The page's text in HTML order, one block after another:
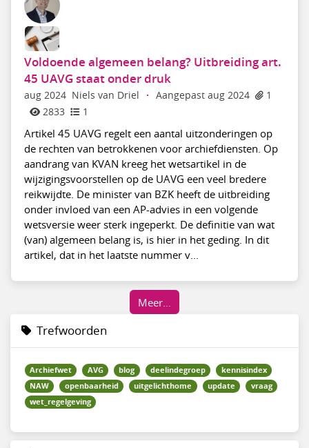
Voldoende algemeen belang? Uitbreiding art.
45 UAVG staat onder druk
aug 2024 Niels van Driel · Aangepast aug 2024
1
2833
1
Artikel 45 UAVG regelt een aantal uitzonderingen op
de rechten van betrokkenen voor archiefdiensten. Op
aandrang van KVAN kreeg het wetsartikel in de
wijzigingsvoorstellen op de UAVG een veel bredere
reikwijdte. De minister van BZK heeft de uitbreiding
onder invloed van een AP-advies in een volgende
wetsversie weer sterk ingeperkt. De definitie van wat
(van) algemeen belang is, is hier in het geding. In dit
artikel, dat in het laatste nummer v...
Meer…
Trefwoorden
Archiefwet AVG blog deelindegroep
kennisindex
NAW
openbaarheid uitgelichthome update
vraag
wet_regelgeving